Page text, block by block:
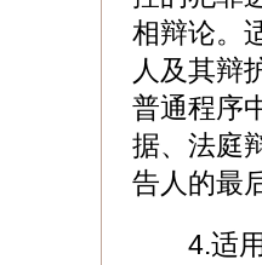
相辩论。
人及其辩
普通程序
据、法庭
告人的最
4.适用